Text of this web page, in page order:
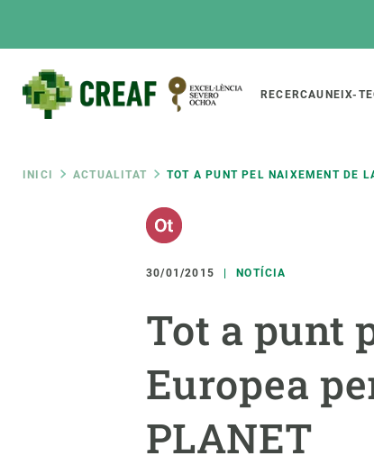
Main
RECERCAUNEIX-TE
Fil
d'ariadna
INICI ACTUALITAT TOT A PUNT PEL NAIXEMENT DE
30/01/2015 NOTÍCIA
Tot a punt
Europea
PLANET
Featured
responsive
Responsive
menu
SOBRE NOSALTRES
Organització institucional Biodiversitat
Canvi global
Observació
Temes